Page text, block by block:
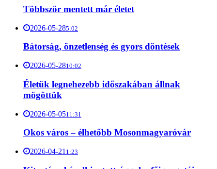
Többször mentett már életet
2026-05-285:02
Bátorság, önzetlenség és gyors döntések
2026-05-2810:02
Életük legnehezebb időszakában állnak
mögöttük
2026-05-0511:31
Okos város – élhetőbb Mosonmagyaróvár
2026-04-21 1:23